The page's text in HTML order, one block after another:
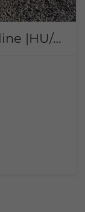
VW Golf Plus 1.6 FSI Sportline |HU/AU NEU| |6-Gang|